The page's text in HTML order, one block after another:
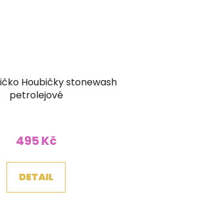
Houbičky stonewash
petrolejové
495 Kč
DETAIL